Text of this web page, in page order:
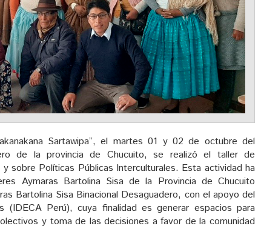
Sartawipa”, el martes 01 y 02 de octubre del
de la provincia de Chucuito, se realizó el taller de
sobre Políticas Públicas Interculturales. Esta actividad ha
Aymaras Bartolina Sisa de la Provincia de Chucuito
Bartolina Sisa Binacional Desaguadero, con el apoyo del
Perú), cuya finalidad es generar espacios para
y toma de las decisiones a favor de la comunidad